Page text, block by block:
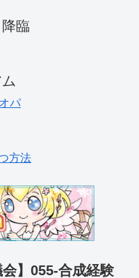
臨
パ
方法
会】055-合成経験